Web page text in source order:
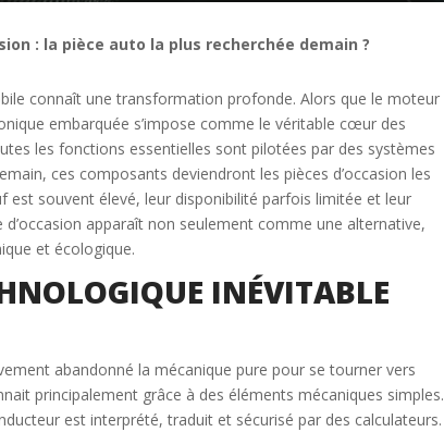
: la pièce auto la plus recherchée demain ?
connaît une transformation profonde. Alors que le moteur
embarquée s’impose comme le véritable cœur des
les fonctions essentielles sont pilotées par des systèmes
ces composants deviendront les pièces d’occasion les
est souvent élevé, leur disponibilité parfois limitée et leur
apparaît non seulement comme une alternative,
et écologique.
INÉVITABLE
abandonné la mécanique pure pour se tourner vers
principalement grâce à des éléments mécaniques simples.
est interprété, traduit et sécurisé par des calculateurs.
Créer un compte